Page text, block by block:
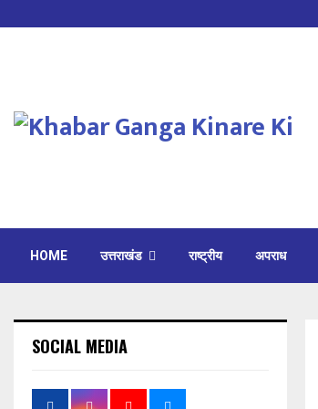
HOME उत्तराखंड राष्ट्रीय अपराध
SOCIAL MEDIA